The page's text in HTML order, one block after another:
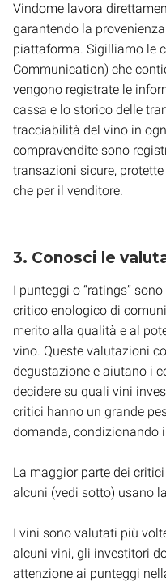
Vindome lavora
garantendo la
piattaforma. Sigilliamo le
Communication) che
vengono registrate le
cassa e lo storico delle
tracciabilità del vino in
compravendite sono
transazioni sicure,
che per il venditore.
3. Conosci le
I punteggi o “ratings”
critico enologico di
merito alla qualità e al
vino. Queste valutazioni
degustazione e aiutano i
decidere su quali vini
critici hanno un grande
domanda, condizionando
La maggior parte dei
alcuni (vedi sotto) usano
I vini sono valutati più
alcuni vini, gli investitori
attenzione ai punteggi